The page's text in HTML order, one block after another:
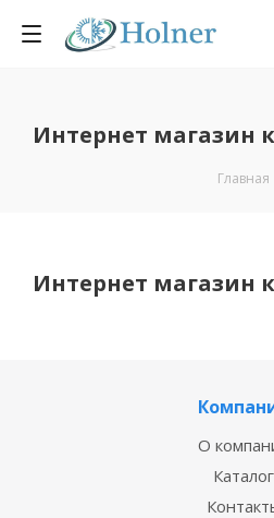
Интернет магазин
Главная
Интернет магазин
О
Каталог